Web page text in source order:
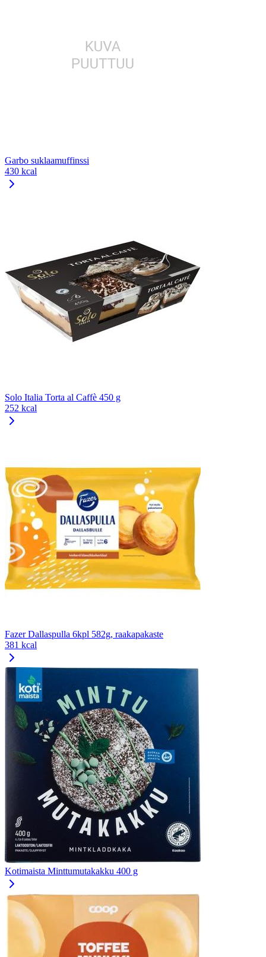
Garbo suklaamuffinssi
430 kcal
Solo Italia Torta al Caffè 450 g
252 kcal
Fazer Dallaspulla 6kpl 582g, raakapakaste
381 kcal
Kotimaista Minttumutakakku 400 g